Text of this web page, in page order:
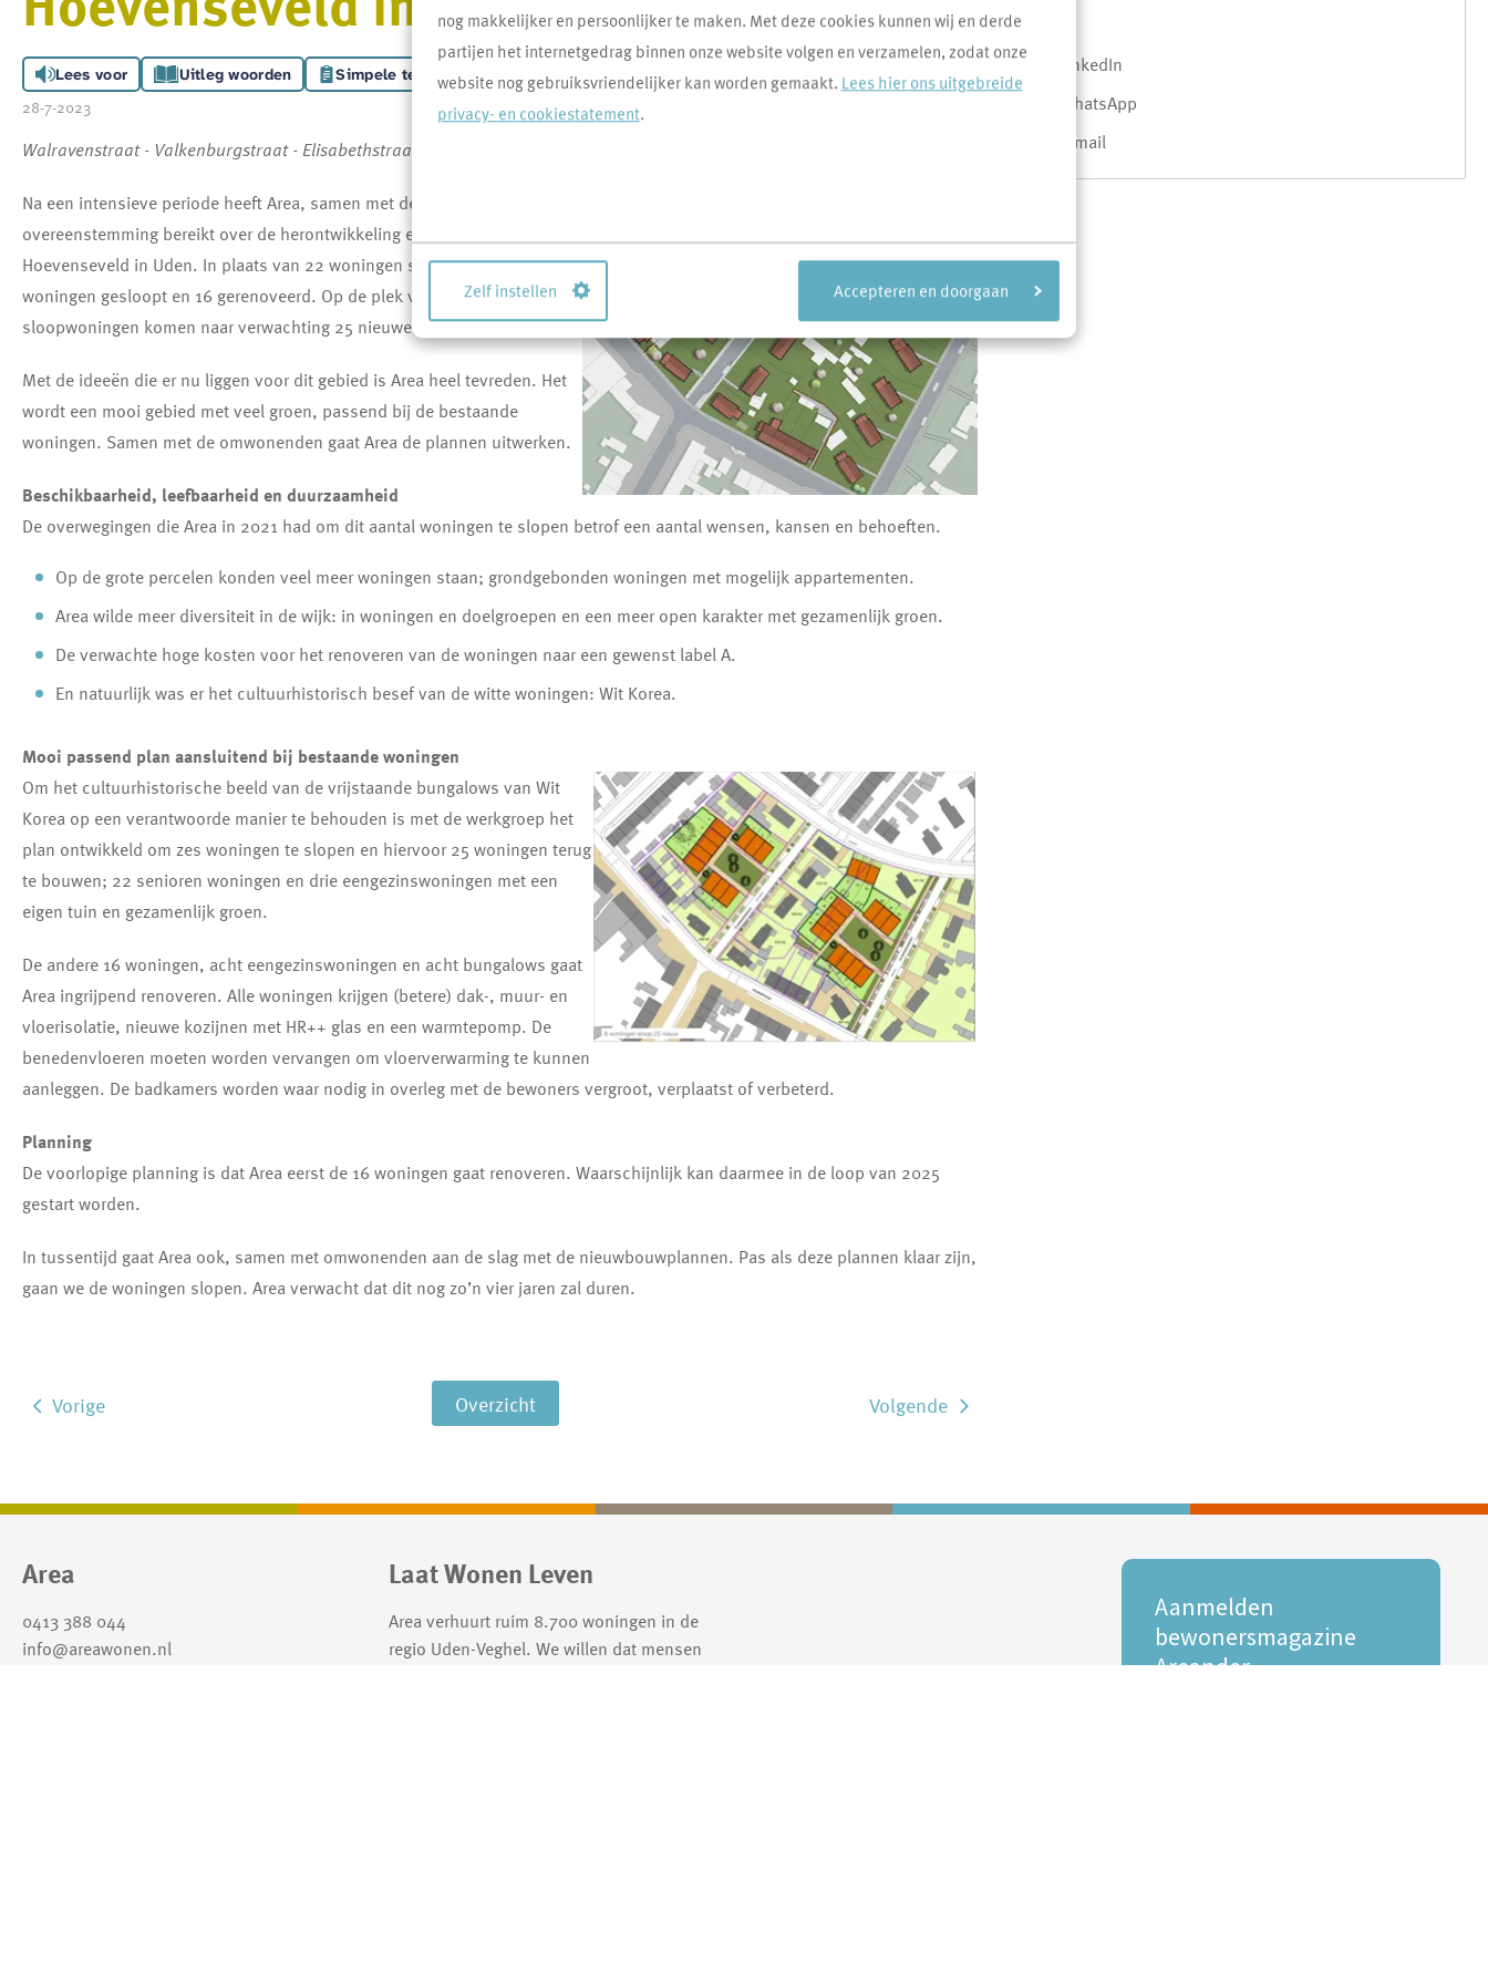
nog makkelijker en persoonlijker te maken. Met deze cookies kunnen wij en derde
partijen het internetgedrag binnen onze website volgen en verzamelen, zodat onze
website nog gebruiksvriendelijker kan worden gemaakt. Lees hier ons uitgebreide
privacy- en cookiestatement.
Zelf instellen Accepteren en doorgaan
Lees voor Uitleg woorden Simpele tekst
28-7-2023
Walravenstraat - Valkenburgstraat - Elisabethstraat
Na een intensieve periode heeft Area, samen met de bewoners een
overeenstemming bereikt over de herontwikkeling en renovatie van
Hoevenseveld in Uden. In plaats van 22 woningen slopen worden er zes
woningen gesloopt en 16 gerenoveerd. Op de plek van de zes
sloopwoningen komen naar verwachting 25 nieuwe woningen.
Met de ideeën die er nu liggen voor dit gebied is Area heel tevreden. Het
wordt een mooi gebied met veel groen, passend bij de bestaande
woningen. Samen met de omwonenden gaat Area de plannen uitwerken.
Beschikbaarheid, leefbaarheid en duurzaamheid
De overwegingen die Area in 2021 had om dit aantal woningen te slopen betrof een aantal wensen, kansen en behoeften.
Op de grote percelen konden veel meer woningen staan; grondgebonden woningen met mogelijk appartementen.
Area wilde meer diversiteit in de wijk: in woningen en doelgroepen en een meer open karakter met gezamenlijk groen.
De verwachte hoge kosten voor het renoveren van de woningen naar een gewenst label A.
En natuurlijk was er het cultuurhistorisch besef van de witte woningen: Wit Korea.
Mooi passend plan aansluitend bij bestaande woningen
Om het cultuurhistorische beeld van de vrijstaande bungalows van Wit
Korea op een verantwoorde manier te behouden is met de werkgroep het
plan ontwikkeld om zes woningen te slopen en hiervoor 25 woningen terug
te bouwen; 22 senioren woningen en drie eengezinswoningen met een
eigen tuin en gezamenlijk groen.
De andere 16 woningen, acht eengezinswoningen en acht bungalows gaat
Area ingrijpend renoveren. Alle woningen krijgen (betere) dak-, muur- en
vloerisolatie, nieuwe kozijnen met HR++ glas en een warmtepomp. De
benedenvloeren moeten worden vervangen om vloerverwarming te kunnen
aanleggen. De badkamers worden waar nodig in overleg met de bewoners vergroot, verplaatst of verbeterd.
Planning
De voorlopige planning is dat Area eerst de 16 woningen gaat renoveren. Waarschijnlijk kan daarmee in de loop van 2025
gestart worden.
In tussentijd gaat Area ook, samen met omwonenden aan de slag met de nieuwbouwplannen. Pas als deze plannen klaar zijn,
gaan we de woningen slopen. Area verwacht dat dit nog zo’n vier jaren zal duren.
Volgende
Overzicht
Vorige
LinkedIn
WhatsApp
E-mail
Contactinformatie
Area
0413 388 044
info@areawonen.nl
Laat Wonen Leven
Area verhuurt ruim 8.700 woningen in de
regio Uden-Veghel. We willen dat mensen
Aanmelden
bewonersmagazine
Areander